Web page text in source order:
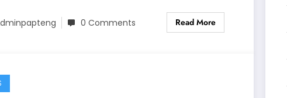
0 Comments Read More